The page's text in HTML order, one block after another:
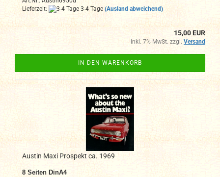
Lieferzeit:
3-4 Tage (Ausland abweichend)
15,00 EUR
inkl. 7% MwSt. zzgl. Versand
IN DEN WARENKORB
Austin Maxi Prospekt ca. 1969
8 Seiten DinA4